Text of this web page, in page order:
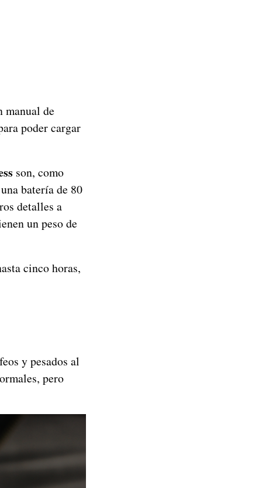
manual de
poder cargar
son, como
batería de 80
detalles a
un peso de
cinco horas,
y pesados al
pero